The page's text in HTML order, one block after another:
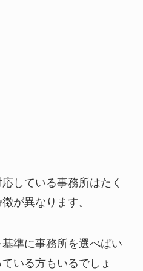
している事務所はたく
が異なります。
準に事務所を選べばい
いる方もいるでしょ